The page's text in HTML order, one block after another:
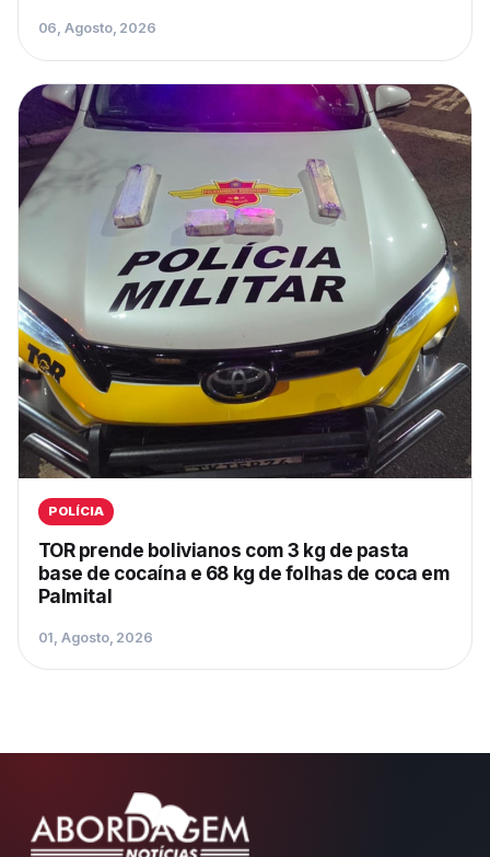
06, Agosto, 2026
POLÍCIA
TOR prende bolivianos com 3 kg de pasta
base de cocaína e 68 kg de folhas de coca em
Palmital
01, Agosto, 2026